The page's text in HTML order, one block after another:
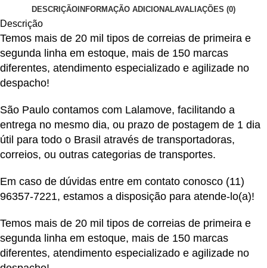
DESCRIÇÃO INFORMAÇÃO ADICIONALAVALIAÇÕES (0)
Descrição
Temos mais de 20 mil tipos de correias de primeira e
segunda linha em estoque, mais de 150 marcas
diferentes, atendimento especializado e agilizade no
despacho!
São Paulo contamos com Lalamove, facilitando a
entrega no mesmo dia, ou prazo de postagem de 1 dia
útil para todo o Brasil através de transportadoras,
correios, ou outras categorias de transportes.
Em caso de dúvidas entre em contato conosco (11)
96357-7221, estamos a disposição para atende-lo(a)!
Temos mais de 20 mil tipos de correias de primeira e
segunda linha em estoque, mais de 150 marcas
diferentes, atendimento especializado e agilizade no